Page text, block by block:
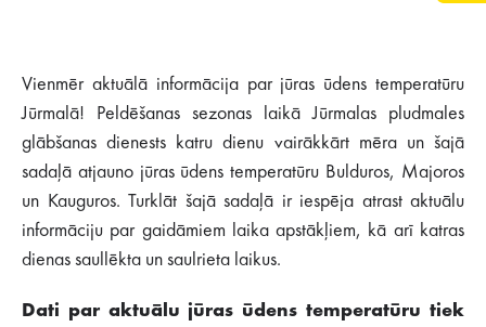
Vienmēr aktuālā informācija par jūras ūdens temperatūru
Jūrmalā! Peldēšanas sezonas laikā Jūrmalas pludmales
glābšanas dienests katru dienu vairākkārt mēra un šajā
sadaļā atjauno jūras ūdens temperatūru Bulduros, Majoros
un Kauguros. Turklāt šajā sadaļā ir iespēja atrast aktuālu
informāciju par gaidāmiem laika apstākļiem, kā arī katras
dienas saullēkta un saulrieta laikus.
Dati par aktuālu jūras ūdens temperatūru tiek